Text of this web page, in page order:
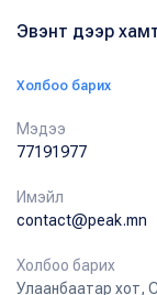
Эвэнт дээр
Холбоо барих
Мэдээ
77191977
Имэйл
contact@peak.mn
Холбоо барих
Улаанбаатар хот,